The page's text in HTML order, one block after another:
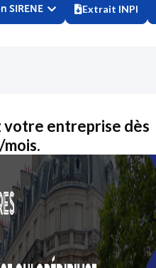
SIRENE Extrait INPI
votre entreprise dès